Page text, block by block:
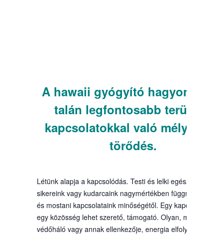
A hawaii gyógyító
talán legfontosabb területe:
kapcsolatokkal való mélységes
törődés.
Létünk alapja a kapcsolódás. Testi és lelki egészségünk,
sikereink vagy kudarcaink nagymértékben függnek múltbéli
és mostani kapcsolataink minőségétől. Egy kapcsolat, vagy
egy közösség lehet szerető, támogató. Olyan, mint egy
védőháló vagy annak ellenkezője, energia elfolyató,